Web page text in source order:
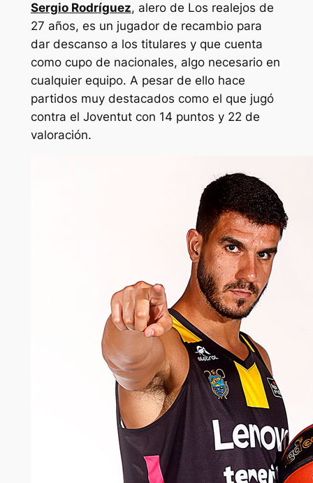
Sergio Rodríguez, alero de Los realejos de
27 años, es un jugador de recambio para
dar descanso a los titulares y que cuenta
como cupo de nacionales, algo necesario en
cualquier equipo. A pesar de ello hace
partidos muy destacados como el que jugó
contra el Joventut con 14 puntos y 22 de
valoración.